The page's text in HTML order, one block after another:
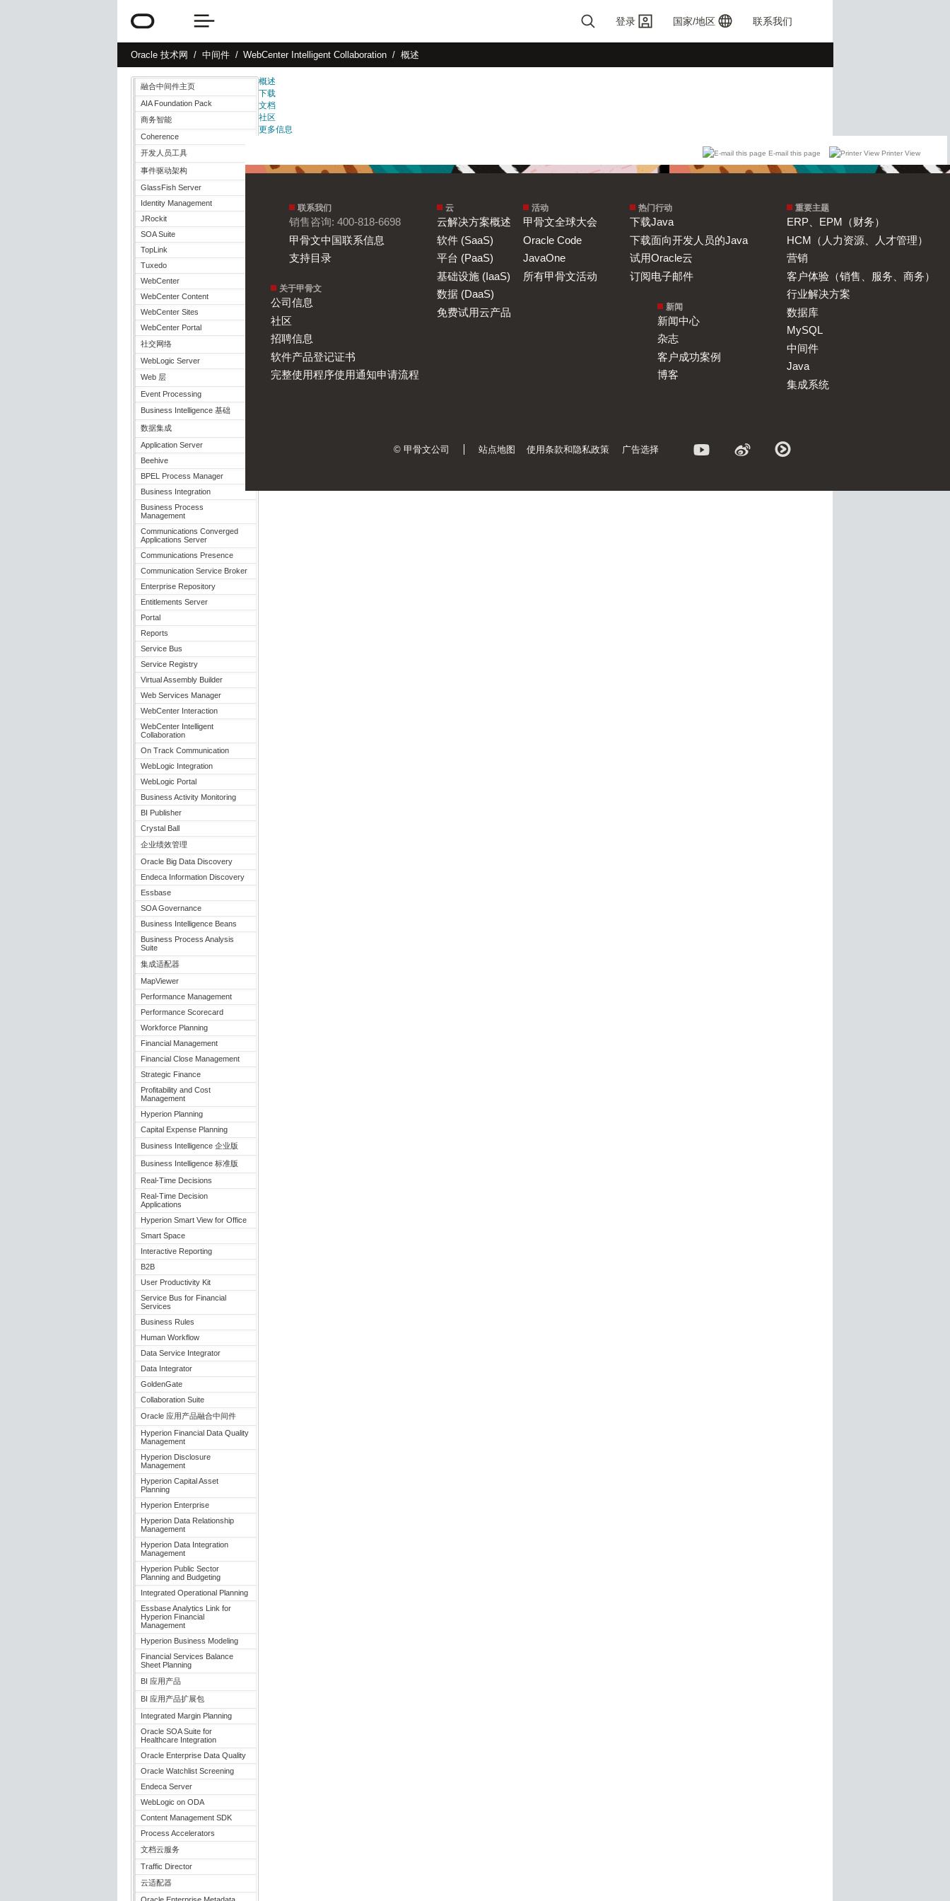
Type 2 or more
characters for results.
登录 国家/地区 联系我们
Oracle 技术网 中间件 WebCenter Intelligent Collaboration 概述
融合中间件主页
AIA Foundation Pack
商务智能
Coherence
开发人员工具
事件驱动架构
GlassFish Server
Identity Management
JRockit
SOA Suite
TopLink
Tuxedo
WebCenter
WebCenter Content
WebCenter Sites
WebCenter Portal
社交网络
WebLogic Server
Web 层
Event Processing
Business Intelligence 基础
数据集成
Application Server
Beehive
BPEL Process Manager
Business Integration
Business Process
Management
Communications Converged
Applications Server
Communications Presence
Communication Service Broker
Enterprise Repository
Entitlements Server
Portal
Reports
Service Bus
Service Registry
Virtual Assembly Builder
Web Services Manager
WebCenter Interaction
WebCenter Intelligent
Collaboration
On Track Communication
WebLogic Integration
WebLogic Portal
Business Activity Monitoring
BI Publisher
Crystal Ball
企业绩效管理
Oracle Big Data Discovery
Endeca Information Discovery
Essbase
SOA Governance
Business Intelligence Beans
Business Process Analysis
Suite
集成适配器
MapViewer
Performance Management
Performance Scorecard
Workforce Planning
Financial Management
Financial Close Management
Strategic Finance
Profitability and Cost
Management
Hyperion Planning
Capital Expense Planning
Business Intelligence 企业版
Business Intelligence 标准版
Real-Time Decisions
Real-Time Decision
Applications
Hyperion Smart View for Office
Smart Space
Interactive Reporting
B2B
User Productivity Kit
Service Bus for Financial
Services
Business Rules
Human Workflow
Data Service Integrator
Data Integrator
GoldenGate
Collaboration Suite
Oracle 应用产品融合中间件
Hyperion Financial Data Quality
Management
Hyperion Disclosure
Management
Hyperion Capital Asset
Planning
Hyperion Enterprise
Hyperion Data Relationship
Management
Hyperion Data Integration
Management
Hyperion Public Sector
Planning and Budgeting
Integrated Operational Planning
Essbase Analytics Link for
Hyperion Financial
Management
Hyperion Business Modeling
Financial Services Balance
Sheet Planning
BI 应用产品
BI 应用产品扩展包
Integrated Margin Planning
Oracle SOA Suite for
Healthcare Integration
Oracle Enterprise Data Quality
Oracle Watchlist Screening
Endeca Server
WebLogic on ODA
Content Management SDK
Process Accelerators
文档云服务
Traffic Director
云适配器
概述
下载
文档
社区
更多信息
E-mail this page Printer View
联系我们
销售咨询: 400-818-6698
甲骨文中国联系信息
支持目录
关于甲骨文
公司信息
社区
招聘信息
软件产品登记证书
完整使用程序使用通知申请流程
云
云解决方案概述
软件 (SaaS)
平台 (PaaS)
基础设施 (IaaS)
数据 (DaaS)
免费试用云产品
活动
甲骨文全球大会
Oracle Code
JavaOne
所有甲骨文活动
热门行动
下载Java
下载面向开发人员的Java
试用Oracle云
订阅电子邮件
新闻
新闻中心
杂志
客户成功案例
博客
重要主题
ERP、EPM（财务）
HCM（人力资源、人才管理）
营销
客户体验（销售、服务、商务）
行业解决方案
数据库
MySQL
中间件
Java
集成系统
© 甲骨文公司 站点地图 使用条款和隐私政策 广告选择